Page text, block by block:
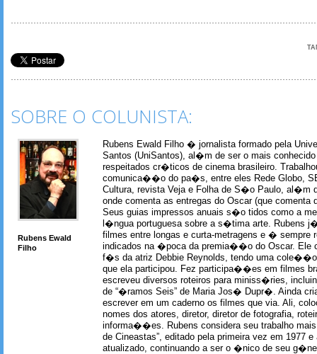
SOBRE O COLUNISTA:
Rubens Ewald
Filho
Rubens Ewald Filho � jornalista formado pela
Santos (UniSantos), al�m de ser o mais
respeitados cr�ticos de cinema brasileiro.
comunica��o do pa�s, entre eles Rede Globo,
Cultura, revista Veja e Folha de S�o Paulo, al�m
onde comenta as entregas do Oscar (que comenta
Seus guias impressos anuais s�o tidos como a
l�ngua portuguesa sobre a s�tima arte. Rubens
filmes entre longas e curta-metragens e � sempre
indicados na �poca da premia��o do Oscar. Ele
f�s da atriz Debbie Reynolds, tendo uma
que ela participou. Fez participa��es em filmes
escreveu diversos roteiros para miniss�ries,
de “�ramos Seis” de Maria Jos� Dupr�. Ainda
escrever em um caderno os filmes que via. Ali,
nomes dos atores, diretor, diretor de fotografia,
informa��es. Rubens considera seu trabalho
de Cineastas”, editado pela primeira vez em 1977 e
atualizado, continuando a ser o �nico de seu